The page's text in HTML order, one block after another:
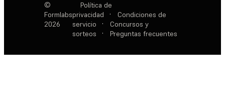
©
Formlabs
2026
Política de
privacidad
·
Condiciones de
servicio
·
Concursos y
sorteos
· Preguntas frecuentes